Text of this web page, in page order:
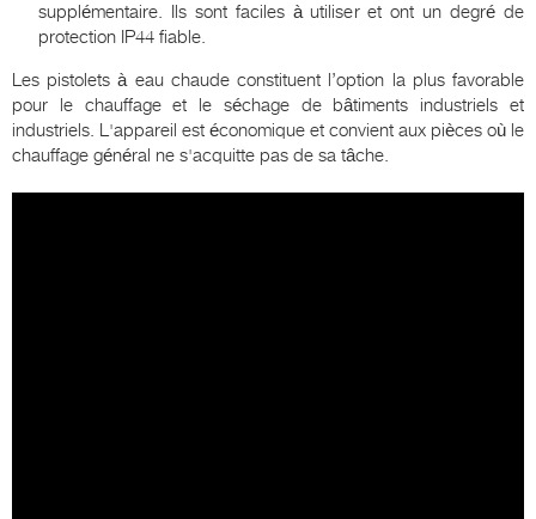
supplémentaire. Ils sont faciles à utiliser et ont un degré de
protection IP44 fiable.
Les pistolets à eau chaude constituent l’option la plus favorable
pour le chauffage et le séchage de bâtiments industriels et
industriels. L'appareil est économique et convient aux pièces où le
chauffage général ne s'acquitte pas de sa tâche.